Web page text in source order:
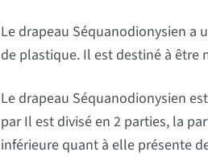
Le drapeau Séquanodionysien a
de plastique. Il est destiné à être
Le drapeau Séquanodionysien
par Il est divisé en 2 parties, la
inférieure quant à elle présente